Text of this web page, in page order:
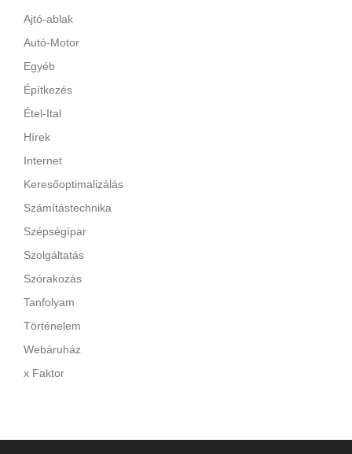
Ajtó-ablak
Autó-Motor
Egyéb
Építkezés
Étel-Ital
Hírek
Internet
Keresőoptimalizálás
Számítástechnika
Szépségípar
Szolgáltatás
Szórakozás
Tanfolyam
Történelem
Webáruház
x Faktor